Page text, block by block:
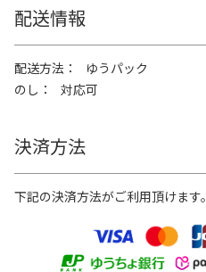
配送情報
配送方法
ゆうパック
のし
対応可
決済方法
下記の決済方法がご利用頂けます。